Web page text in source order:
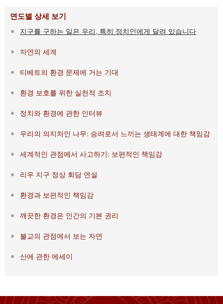
연도별 상세 보기
지구를 구하는 일은 우리, 특히 정치인에게 달려 있습니다
자연의 세계
티베트의 환경 문제에 거는 기대
환경 보호를 위한 실천적 조치
정치와 환경에 관한 인터뷰
우리의 의지처인 나무: 승려로서 느끼는 생태계에 대한 책임감
세계적인 관점에서 사고하기: 보편적인 책임감
리우 지구 정상 회담 연설
환경과 보편적인 책임감
깨끗한 환경은 인간의 기본 권리
불교의 관점에서 보는 자연
산에 관한 에세이